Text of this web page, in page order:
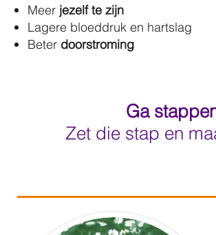
Meer jezelf te zijn
Lagere bloeddruk en hartslag
Beter doorstroming
Ga
Zet die stap en